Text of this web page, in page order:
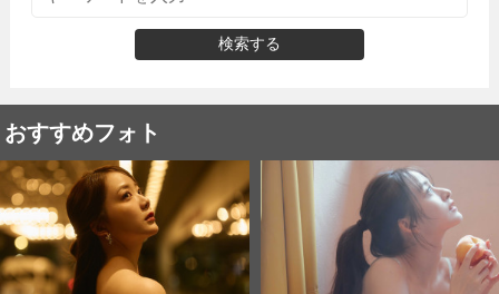
検索する
おすすめフォト